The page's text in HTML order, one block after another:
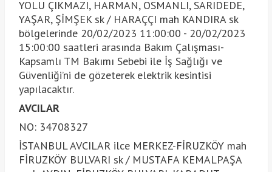
YOLU ÇIKMAZI, HARMAN, OSMANLI, SARIDEDE,
YAŞAR, ŞİMŞEK sk / HARAÇÇI mah KANDIRA sk
bölgelerinde 20/02/2023 11:00:00 - 20/02/2023
15:00:00 saatleri arasında Bakım Çalışması-
Kapsamlı TM Bakımı Sebebi ile İş Sağlığı ve
Güvenliği’ni de gözeterek elektrik kesintisi
yapılacaktır.
AVCILAR
NO: 34708327
İSTANBUL AVCILAR ilce MERKEZ-FİRUZKÖY mah
FİRUZKÖY BULVARI sk / MUSTAFA KEMALPAŞA